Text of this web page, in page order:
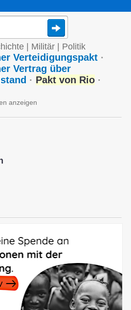
Militär Politik
Verteidigungspakt ·
Vertrag über
· Pakt von Rio ·
anzeigen